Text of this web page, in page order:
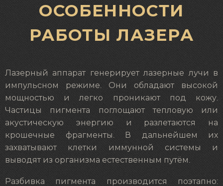
ОСОБЕННОСТИ
РАБОТЫ ЛАЗЕРА
Лазерный аппарат генерирует лазерные лучи в
импульсном режиме. Они обладают высокой
мощностью и легко проникают под кожу.
Частицы пигмента поглощают тепловую или
акустическую энергию и разлетаются на
крошечные фрагменты. В дальнейшем их
захватывают клетки иммунной системы и
выводят из организма естественным путём.
Разбивка пигмента производится поэтапно: